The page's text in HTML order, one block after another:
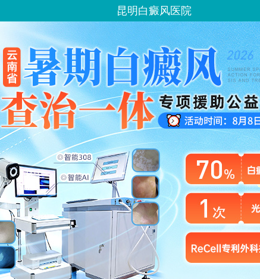
昆明白癜风医院